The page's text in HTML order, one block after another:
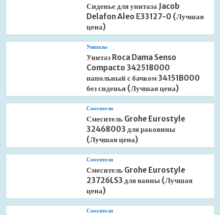
Сиденье для унитаза Jacob
Delafon Aleo E33127-0 (Лучшая
цена)
Унитазы
Унитаз Roca Dama Senso
Compacto 342518000
напольный с бачком 34151B000
без сиденья (Лучшая цена)
Смесители
Смеситель Grohe Eurostyle
32468003 для раковины
(Лучшая цена)
Смесители
Смеситель Grohe Eurostyle
23726LS3 для ванны (Лучшая
цена)
Смесители